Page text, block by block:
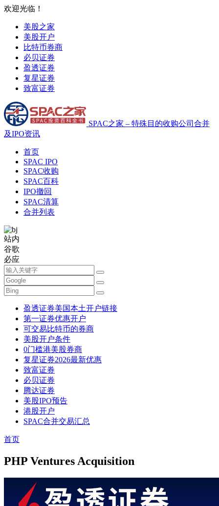
欢迎光临！
美股之家
美股开户
比特币券商
必贝证券
盈透证券
复星证券
致富证券
SPAC之家 – 特殊目的收购公司合并
及IPO资讯
首页
SPAC IPO
SPAC收购
SPAC百科
IPO撤回
SPAC清算
合并列表
站内
谷歌
必应
盈透证券美国本土开户链接
第一证券优惠开户
可交易比特币的券商
美股开户条件
0门槛港美股券商
复星证券2026最新优惠
致富证券
必贝证券
腾达证券
美股IPO预告
港股开户
SPAC合并交易汇总
首页
PHP Ventures Acquisition